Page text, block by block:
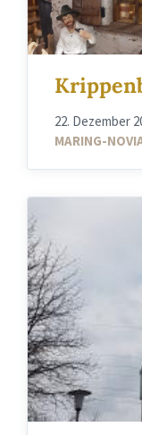
22. Dezember
MARING-